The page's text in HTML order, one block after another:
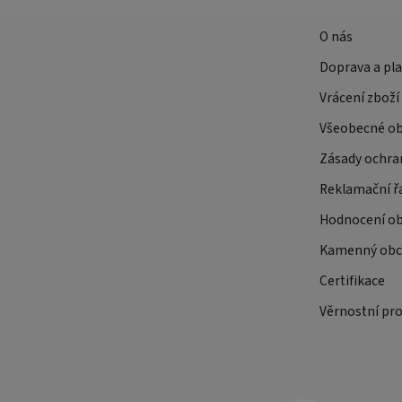
O nás
Doprava a
Vrácení zboží
Všeobecné
Zásady
Reklamační
Hodnocení
Kamenný
Certifikace
Věrnostní